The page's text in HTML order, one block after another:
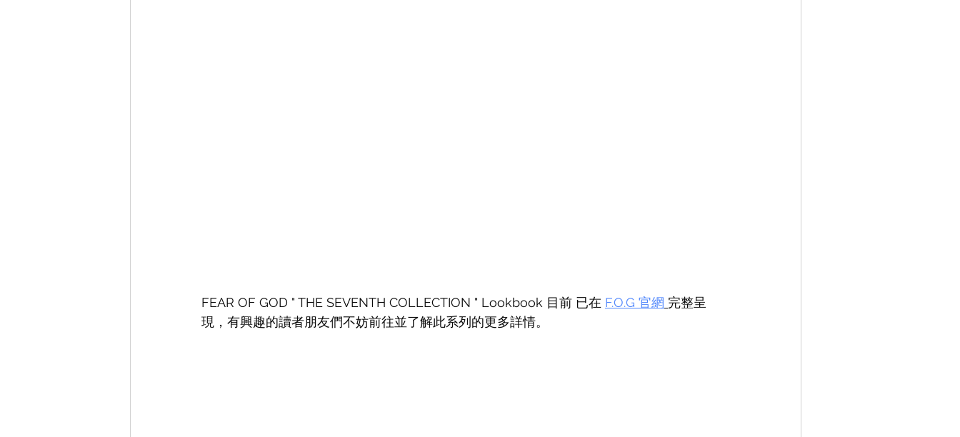
FEAR OF GOD " THE SEVENTH COLLECTION " Lookbook 目前 已在 F.O.G 官網 完整呈
現，有興趣的讀者朋友們不妨前往並了解此系列的更多詳情。